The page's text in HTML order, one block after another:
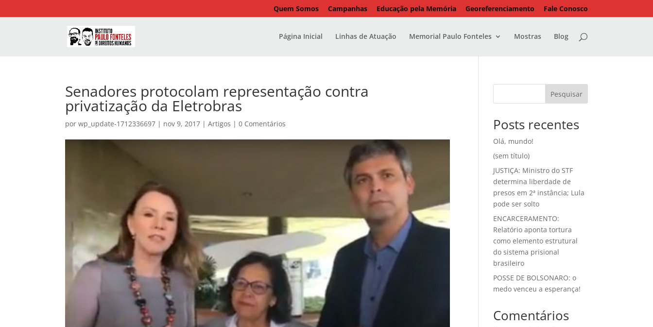
Quem Somos Campanhas Educação pela Memória Georeferenciamento Fale Conosco
Página Inicial Linhas de Atuação Memorial Paulo Fonteles Mostras Blog
Senadores protocolam representação contra
privatização da Eletrobras
porwp_update-1712336697 | nov 9, 2017 |Artigos |0 Comentários
Pesquisar
Posts recentes
Olá, mundo!
(sem título)
JUSTIÇA: Ministro do STF
determina liberdade de
presos em 2ª instância; Lula
pode ser solto
ENCARCERAMENTO:
Relatório aponta tortura
como elemento estrutural
do sistema prisional
brasileiro
POSSE DE BOLSONARO: o
medo venceu a esperança!
Comentários